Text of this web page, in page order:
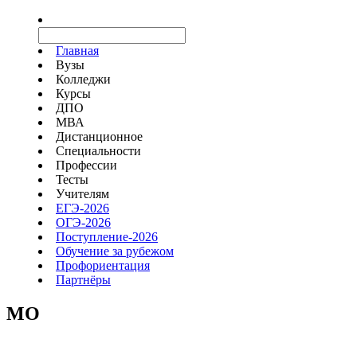
Главная
Вузы
Колледжи
Курсы
ДПО
МВА
Дистанционное
Специальности
Профессии
Тесты
Учителям
ЕГЭ-2026
ОГЭ-2026
Поступление-2026
Обучение за рубежом
Профориентация
Партнёры
MO